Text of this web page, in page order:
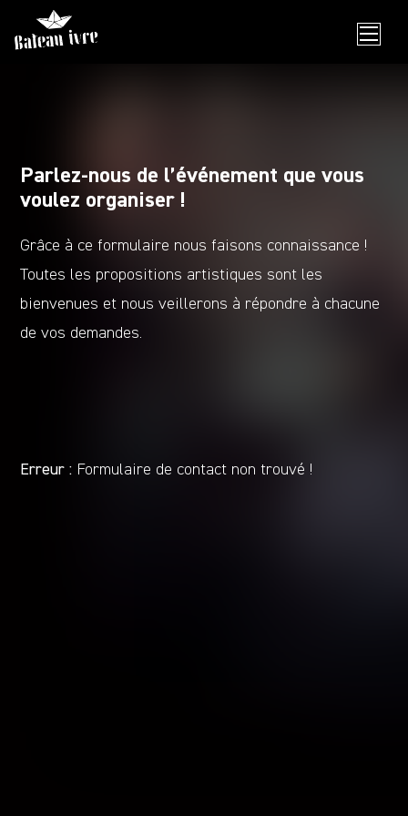
content
Parlez-nous de l’événement que vous
voulez organiser !
Grâce à ce formulaire nous faisons connaissance !
Toutes les propositions artistiques sont les
bienvenues et nous veillerons à répondre à chacune
de vos demandes.
Erreur : Formulaire de contact non trouvé !